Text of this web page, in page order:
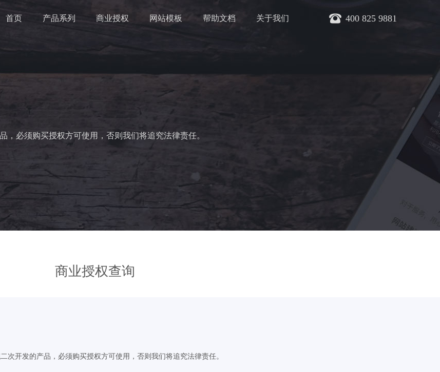
400 825 9881
首页 产品系列 商业授权 网站模板 帮助文档 关于我们
必须购买授权方可使用，否则我们将追究法律责任。
商业授权查询
开发的产品，必须购买授权方可使用，否则我们将追究法律责任。